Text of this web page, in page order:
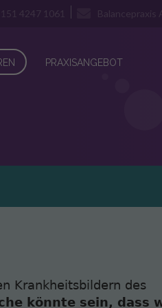
4247 1061 Balancepraxis
PRAXISANGEBOT
Krankheitsbildern des
könnte sein, dass